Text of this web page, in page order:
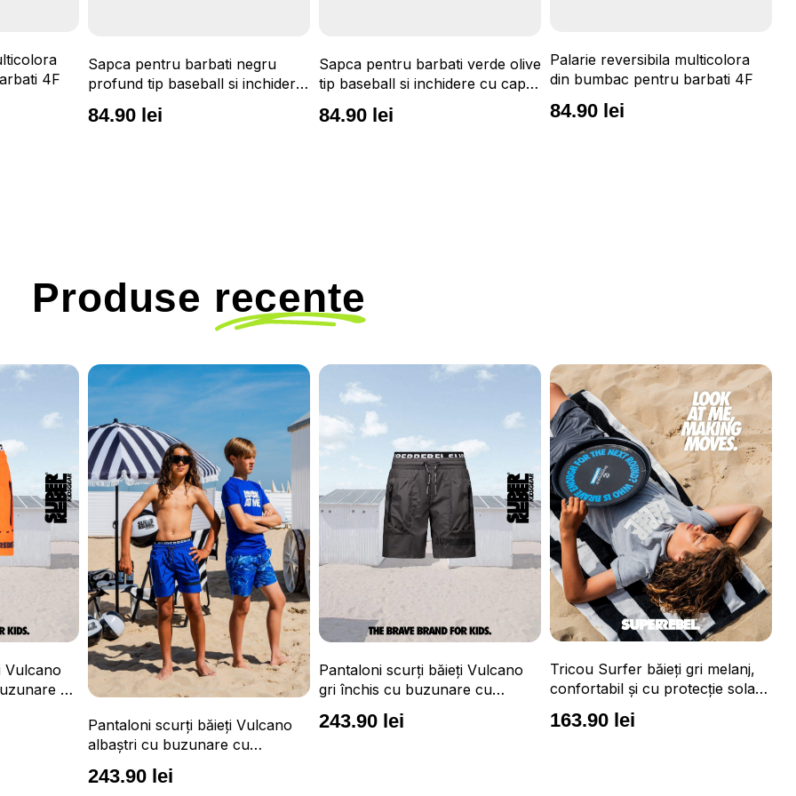
4F
Sapca pentru barbati negru
profund tip baseball si inchidere
cu capsa 4F
84.90 lei
Sapca pentru barbati verde olive
tip baseball si inchidere cu capsa
84.90 lei
Palarie reversibila multicolora
din bumbac pentru barbati 4F
84.90 lei
Produse recente
Pantaloni scurți băieți Vulcano
gri închis cu buzunare cu
ajustabilă
243.90 lei
Tricou Surfer băieți gri melanj,
confortabil și cu protecție solară
163.90 lei
Tricou Surfer băieți portocaliu